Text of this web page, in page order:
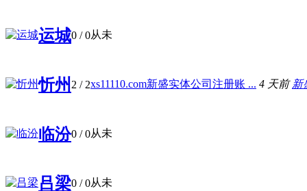
运城0 / 0从未
忻州 2 / 2xs11110.com新盛实体公司注册账 ... 4 天前 新
临汾0 / 0从未
吕梁0 / 0从未